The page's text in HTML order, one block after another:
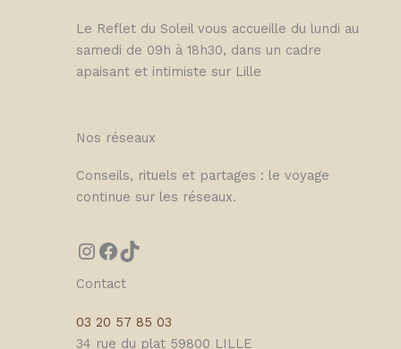
Le Reflet du Soleil vous accueille du lundi au
samedi de 09h à 18h30, dans un cadre
apaisant et intimiste sur Lille
Nos réseaux
Conseils, rituels et partages : le voyage
continue sur les réseaux.
Contact
03 20 57 85 03
34 rue du plat 59800 LILLE